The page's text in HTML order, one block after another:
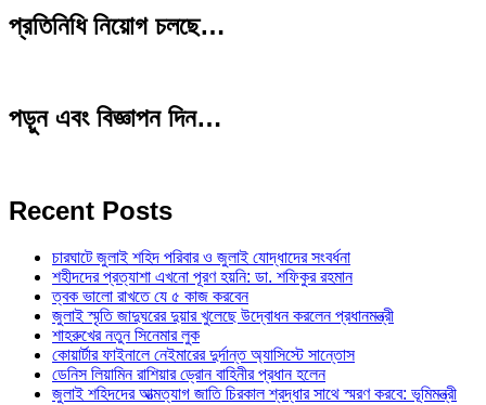
প্রতিনিধি নিয়োগ চলছে…
পড়ুন এবং বিজ্ঞাপন দিন…
Recent Posts
চারঘাটে জুলাই শহিদ পরিবার ও জুলাই যোদ্ধাদের সংবর্ধনা
শহীদদের প্রত্যাশা এখনো পূরণ হয়নি: ডা. শফিকুর রহমান
ত্বক ভালো রাখতে যে ৫ কাজ করবেন
জুলাই স্মৃতি জাদুঘরের দুয়ার খুলেছে উদ্বোধন করলেন প্রধানমন্ত্রী
শাহরুখের নতুন সিনেমার লুক
কোয়ার্টার ফাইনালে নেইমারের দুর্দান্ত অ্যাসিস্টে সান্তোস
ডেনিস লিয়ামিন রাশিয়ার ড্রোন বাহিনীর প্রধান হলেন
জুলাই শহিদদের আত্মত্যাগ জাতি চিরকাল শ্রদ্ধার সাথে স্মরণ করবে: ভূমিমন্ত্রী